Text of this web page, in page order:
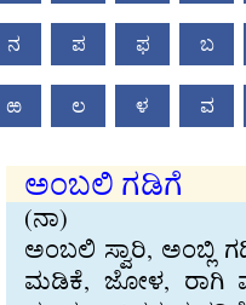
ನ ಪ ಫ ಬ
ಱ ಲ ಳ ವ
ಅಂಬಲಿ ಗಡಿಗೆ
(ನಾ)
ಅಂಬಲಿ ಸ್ವಾರಿ, ಅಂಬ್ಲಿ
ಮಡಿಕೆ, ಜೋಳ, ರಾಗಿ